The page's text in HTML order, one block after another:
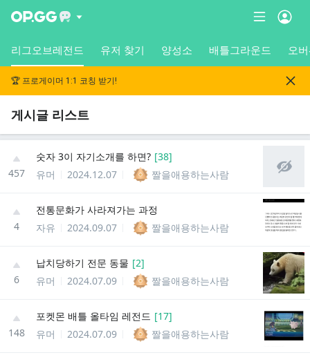
리그오브레전드 유저 찾기 양성소 배틀그라운드 오
🏆 프로게이머 1:1 코칭 받기!
게시글 리스트
457
숫자 3이 자기소개를 하면? [38]
유머
2024.12.07 짤을애용하는사람
4
전통문화가 사라져가는 과정
자유
2024.09.07 짤을애용하는사람
6
납치당하기 전문 동물 [2]
유머
2024.07.09 짤을애용하는사람
148
포켓몬 배틀 올타임 레전드 [17]
유머
2024.07.09 짤을애용하는사람